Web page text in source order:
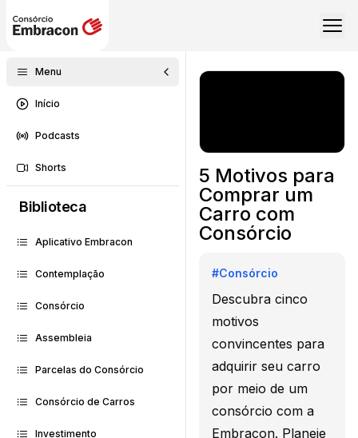
Menu
Início
Podcasts
Shorts
Biblioteca
Aplicativo Embracon
Contemplação
Consórcio
Assembleia
Parcelas do Consórcio
Consórcio de Carros
Investimento
5 Motivos para
Comprar um
Carro com
Consórcio
#Consórcio
Descubra cinco
motivos
convincentes para
adquirir seu carro
por meio de um
consórcio com a
Embracon. Planeje